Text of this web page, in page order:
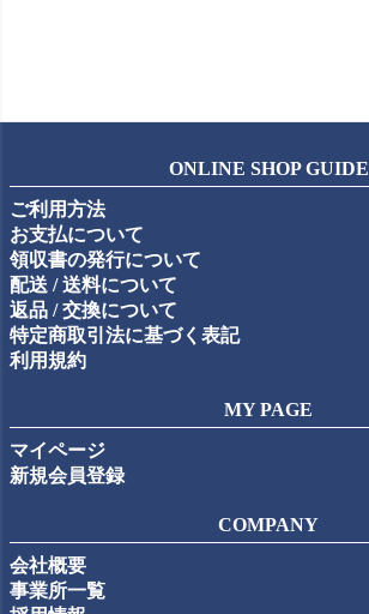
ONLINE SHOP GUIDE
ご利用方法
お支払について
領収書の発行について
配送 / 送料について
返品 / 交換について
特定商取引法に基づく表記
利用規約
MY PAGE
マイページ
新規会員登録
COMPANY
会社概要
事業所一覧